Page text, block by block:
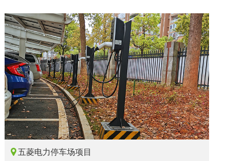
 五菱电力停车场项目